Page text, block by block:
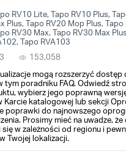
RV10 Lite, Tapo RV10 Plus,
Plus, Tapo RV20 Mop Plus, Tapo
RV30 Max, Tapo RV30 Max
Tapo RVA103
153,058
mogą rozszerzyć dostęp
tym poradniku FAQ. Odwiedź
wybierz jego poprawną
Karcie katalogowej lub sekcji
poprawki do najnowszego
Prosimy mieć na uwadze,
w zależności od regionu i
Twojej lokalizacji.